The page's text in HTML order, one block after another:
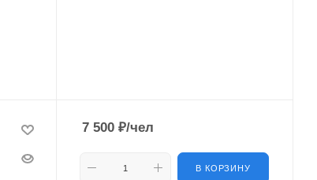
7 500 ₽/чел
В КОРЗИНУ